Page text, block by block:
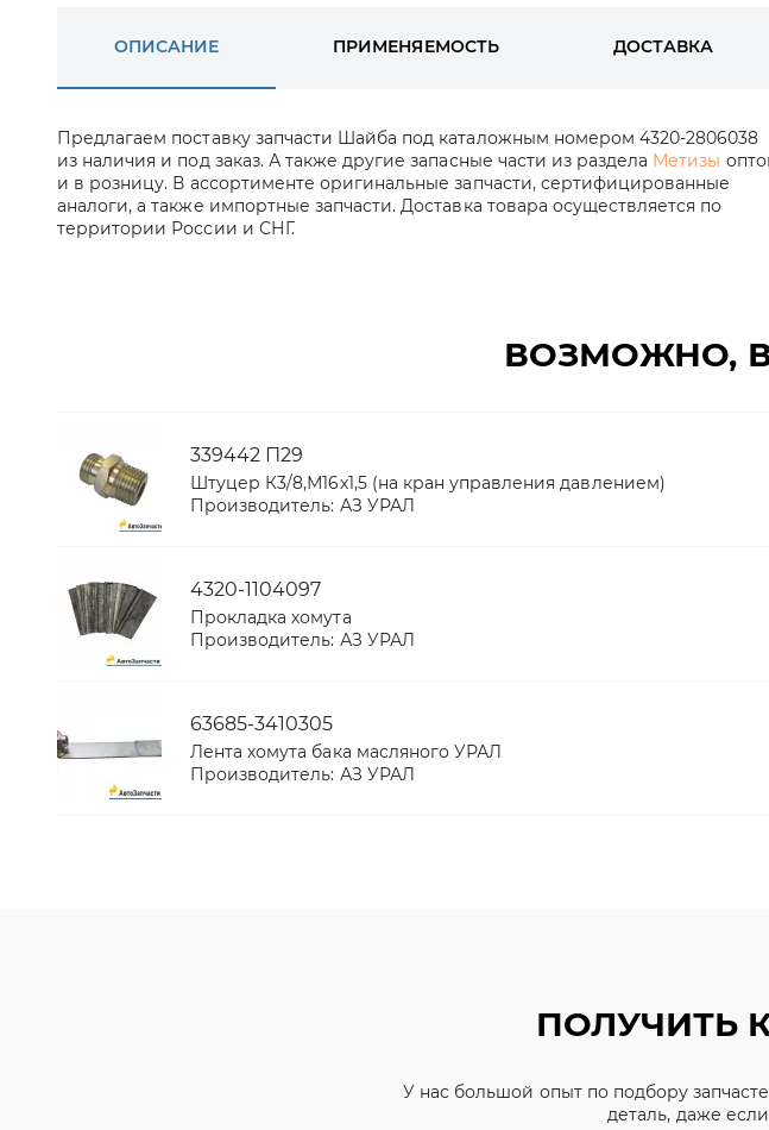
ОПИСАНИЕ ПРИМЕНЯЕМОСТЬ ДОСТАВКА
Предлагаем поставку запчасти Шайба под каталожным номером 4320-2806038
из наличия и под заказ. А также другие запасные части из раздела Метизы
и в розницу. В ассортименте оригинальные запчасти, сертифицированные
аналоги, а также импортные запчасти. Доставка товара осуществляется по
территории России и СНГ.
ВОЗМОЖНО,
339442 П29
Штуцер К3/8,М16х1,5 (на кран управления давлением)
Производитель: АЗ УРАЛ
4320-1104097
Прокладка хомута
Производитель: АЗ УРАЛ
63685-3410305
Лента хомута бака масляного УРАЛ
Производитель: АЗ УРАЛ
ПОЛУЧИТЬ
У нас большой опыт по подбору
деталь, даже